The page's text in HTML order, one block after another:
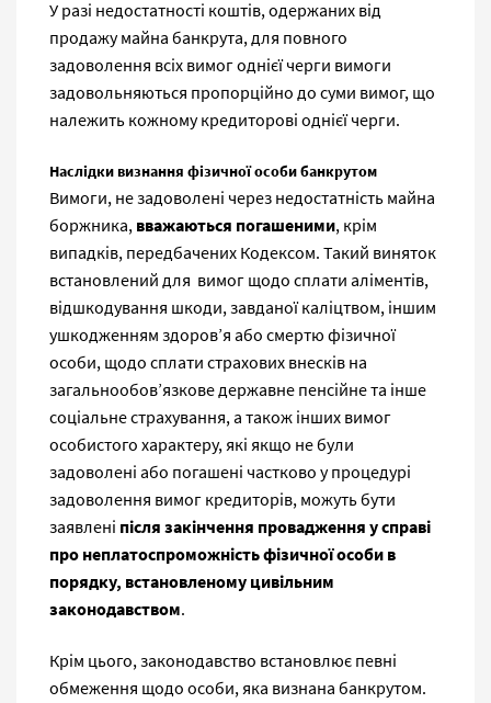
У разі недостатності коштів, одержаних від
продажу майна банкрута, для повного
задоволення всіх вимог однієї черги вимоги
задовольняються пропорційно до суми вимог, що
належить кожному кредиторові однієї черги.
Наслідки визнання фізичної особи банкрутом
Вимоги, не задоволені через недостатність майна
боржника, вважаються погашеними, крім
випадків, передбачених Кодексом. Такий виняток
встановлений для вимог щодо сплати аліментів,
відшкодування шкоди, завданої каліцтвом, іншим
ушкодженням здоров’я або смертю фізичної
особи, щодо сплати страхових внесків на
загальнообов’язкове державне пенсійне та інше
соціальне страхування, а також інших вимог
особистого характеру, які якщо не були
задоволені або погашені частково у процедурі
задоволення вимог кредиторів, можуть бути
заявлені після закінчення провадження у справі
про неплатоспроможність фізичної особи в
порядку, встановленому цивільним
законодавством.
Крім цього, законодавство встановлює певні
обмеження щодо особи, яка визнана банкрутом.